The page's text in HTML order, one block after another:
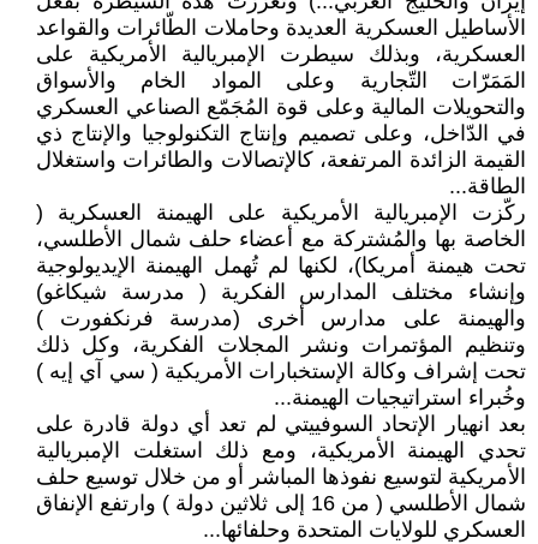
الأساطيل العسكرية العديدة وحاملات الطّائرات والقواعد
العسكرية، وبذلك سيطرت الإمبريالية الأمريكية على
المَمَرّات التّجارية وعلى المواد الخام والأسواق
والتحويلات المالية وعلى قوة المُجَمّع الصناعي العسكري
في الدّاخل، وعلى تصميم وإنتاج التكنولوجيا والإنتاج ذي
القيمة الزائدة المرتفعة، كالإتصالات والطائرات واستغلال
الطاقة...
ركّزت الإمبريالية الأمريكية على الهيمنة العسكرية (
الخاصة بها والمُشتركة مع أعضاء حلف شمال الأطلسي،
تحت هيمنة أمريكا)، لكنها لم تُهمل الهيمنة الإيديولوجية
وإنشاء مختلف المدارس الفكرية ( مدرسة شيكاغو)
والهيمنة على مدارس أخرى (مدرسة فرنكفورت )
وتنظيم المؤتمرات ونشر المجلات الفكرية، وكل ذلك
تحت إشراف وكالة الإستخبارات الأمريكية ( سي آي إيه )
وخُبراء استراتيجيات الهيمنة...
بعد انهيار الإتحاد السوفييتي لم تعد أي دولة قادرة على
تحدي الهيمنة الأمريكية، ومع ذلك استغلت الإمبريالية
الأمريكية لتوسيع نفوذها المباشر أو من خلال توسيع حلف
شمال الأطلسي ( من 16 إلى ثلاثين دولة ) وارتفع الإنفاق
العسكري للولايات المتحدة وحلفائها...